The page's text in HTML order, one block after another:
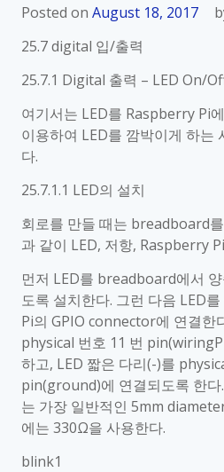
p
e
r
y
P
_
o
r
2
5
.
7
2
D
i
Posted on August 18, 2017
25.7 digital 입/출력
25.7.1 Digital 출력 – LED On/
여기서는 LED를 Raspberry Pi
이용하여 LED를 깜박이게 하는
다.
25.7.1.1 LED의 설치
회로를 만들 때는 breadboard
과 같이 LED, 저항, Raspberry
먼저 LED를 breadboard에서
도록 설치한다. 그런 다음 LED
Pi의 GPIO connector에 연결한
physical 번호 11 번
하고, LED 짧은 다리(-)를
pin(ground)에 연결되도록 한다
는 가장 일반적인 5mm
에는 330Ω을 사용한다.
blink1